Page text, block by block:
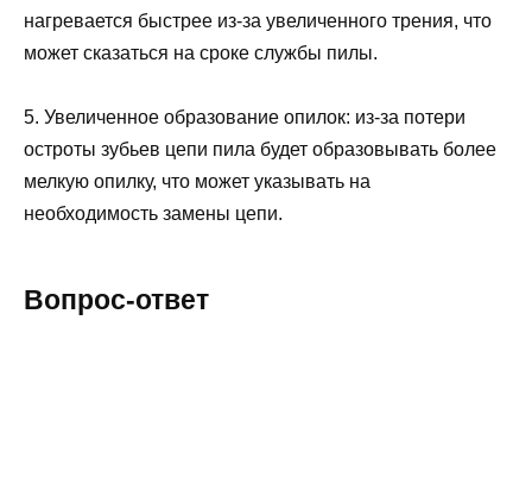
нагревается быстрее из-за увеличенного трения, что
может сказаться на сроке службы пилы.
5. Увеличенное образование опилок: из-за потери
остроты зубьев цепи пила будет образовывать более
мелкую опилку, что может указывать на
необходимость замены цепи.
Вопрос-ответ